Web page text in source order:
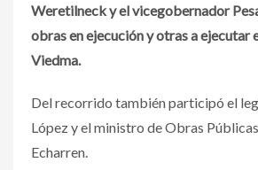
Weretilneck y el vicegobernador
obras en ejecución y otras a ejecutar
Viedma.
Del recorrido también participó el
López y el ministro de Obras
Echarren.